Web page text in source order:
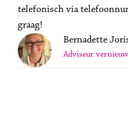
telefonisch via
graag!
Bernadette
Adviseur